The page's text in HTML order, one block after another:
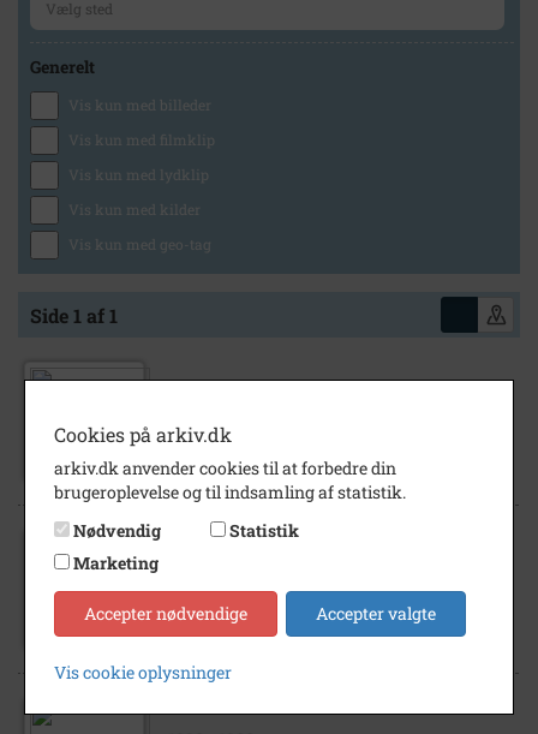
Generelt
Vis kun med billeder
Vis kun med filmklip
Vis kun med lydklip
Vis kun med kilder
Vis kun med geo-tag
Side 1 af 1
Bøsserup Huse 1 4500 Nykøbing Sj.
Bøsserup Skole - Bøsserup Huse 1
Cookies på arkiv.dk
arkiv.dk anvender cookies til at forbedre din
brugeroplevelse og til indsamling af statistik.
Nødvendig
Statistik
Marketing
Accepter nødvendige Accepter valgte
Vis cookie oplysninger